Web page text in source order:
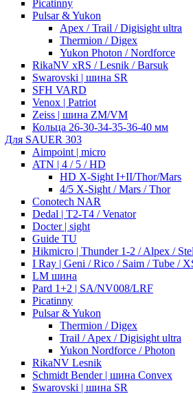
Picatinny
Pulsar & Yukon
Apex / Trail / Digisight ultra
Thermion / Digex
Yukon Photon / Nordforce
RikaNV xRS / Lesnik / Barsuk
Swarovski | шина SR
SFH VARD
Venox | Patriot
Zeiss | шина ZM/VM
Кольца 26-30-34-35-36-40 мм
Для SAUER 303
Aimpoint | micro
ATN | 4 / 5 / HD
HD X-Sight I+II/Thor/Mars
4/5 X-Sight / Mars / Thor
Conotech NAR
Dedal | T2-T4 / Venator
Docter | sight
Guide TU
Hikmicro | Thunder 1-2 / Alpex /
I Ray | Geni / Rico / Saim / Tube /
LM шина
Pard 1+2 | SA/NV008/LRF
Picatinny
Pulsar & Yukon
Thermion / Digex
Trail / Apex / Digisight ultra
Yukon Nordforce / Photon
RikaNV Lesnik
Schmidt Bender | шина Convex
Swarovski | шина SR